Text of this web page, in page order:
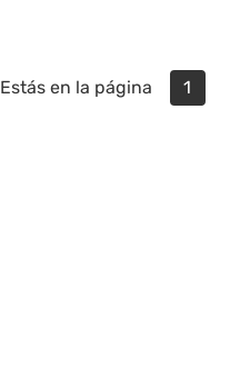
Estás en la página 1